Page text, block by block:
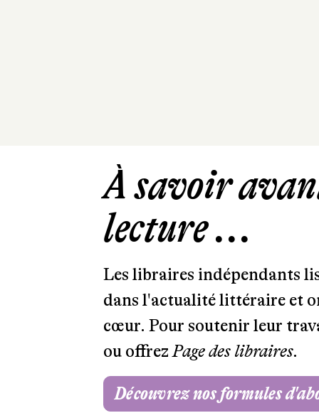
À savoir
lecture ...
Les libraires indépendants
dans l'actualité littéraire et
cœur. Pour soutenir leur
ou offrezPage des libraires.
Découvrez nos formules